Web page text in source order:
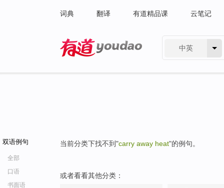
词典 翻译 有道精品课 云笔记
中英
双语例句
全部
口语
书面语
当前分类下找不到"carry away heat"的例句。
或者看看其他分类：